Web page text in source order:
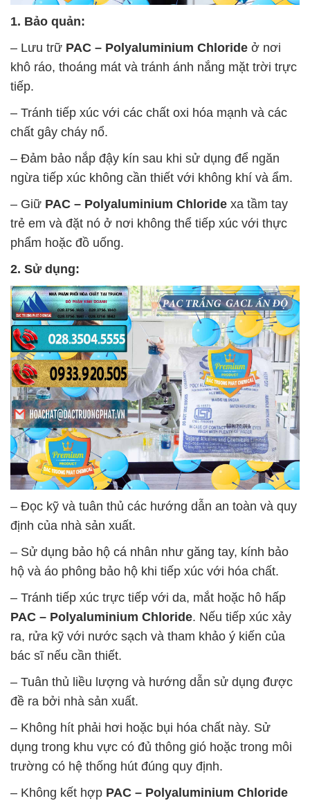
1. Bảo quản:
– Lưu trữ PAC – Polyaluminium Chloride ở nơi
khô ráo, thoáng mát và tránh ánh nắng mặt trời trực
tiếp.
– Tránh tiếp xúc với các chất oxi hóa mạnh và các
chất gây cháy nổ.
– Đảm bảo nắp đậy kín sau khi sử dụng để ngăn
ngừa tiếp xúc không cần thiết với không khí và ẩm.
– Giữ PAC – Polyaluminium Chloride xa tầm tay
trẻ em và đặt nó ở nơi không thể tiếp xúc với thực
phẩm hoặc đồ uống.
2. Sử dụng:
– Đọc kỹ và tuân thủ các hướng dẫn an toàn và quy
định của nhà sản xuất.
– Sử dụng bảo hộ cá nhân như găng tay, kính bảo
hộ và áo phông bảo hộ khi tiếp xúc với hóa chất.
– Tránh tiếp xúc trực tiếp với da, mắt hoặc hô hấp
PAC – Polyaluminium Chloride. Nếu tiếp xúc xảy
ra, rửa kỹ với nước sạch và tham khảo ý kiến của
bác sĩ nếu cần thiết.
– Tuân thủ liều lượng và hướng dẫn sử dụng được
đề ra bởi nhà sản xuất.
– Không hít phải hơi hoặc bụi hóa chất này. Sử
dụng trong khu vực có đủ thông gió hoặc trong môi
trường có hệ thống hút đúng quy định.
– Không kết hợp PAC – Polyaluminium Chloride